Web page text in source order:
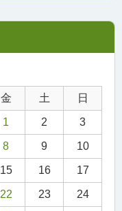
金 土 日
1 2 3
8 9 10
15 16 17
22 23 24